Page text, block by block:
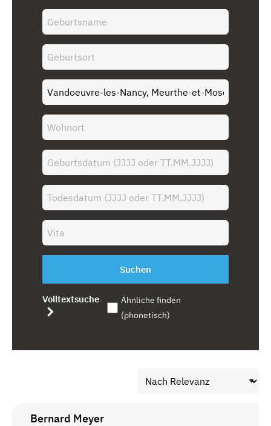
Suchen
Volltextsuche
Ähnliche finden
(phonetisch)
Bernard Meyer